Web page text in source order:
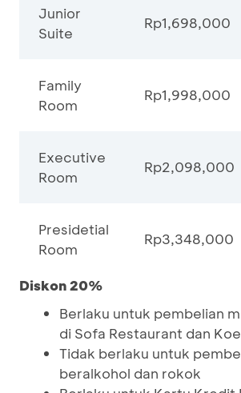
Junior
Suite
Rp1,698,000
Family
Room
Rp1,998,000
Executive
Room
Rp2,098,000
Presidetial
Room
Rp3,348,000
Diskon 20%
Berlaku untuk pembelian
di Sofa Restaurant dan
Tidak berlaku untuk
beralkohol dan rokok